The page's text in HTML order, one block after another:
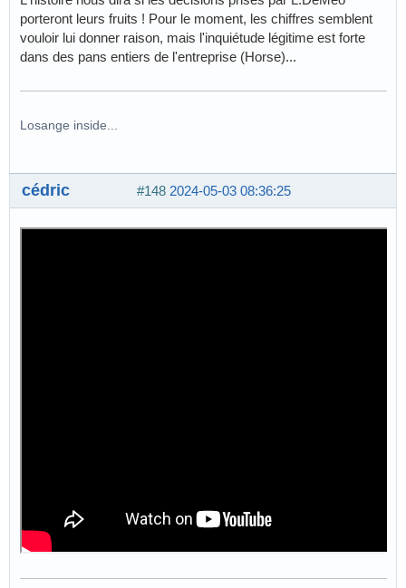
porteront leurs fruits ! Pour le moment, les chiffres semblent
vouloir lui donner raison, mais l'inquiétude légitime est forte
dans des pans entiers de l'entreprise (Horse)...
Losange inside...
#148 2024-05-03 08:36:25
cédric